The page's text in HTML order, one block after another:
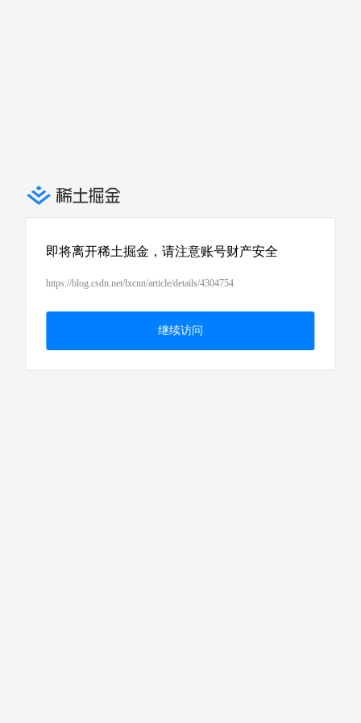
即将离开稀土掘金，请注意账号财产安全
https://blog.csdn.net/lxcnn/article/details/4304754
继续访问